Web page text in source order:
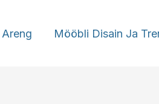
Mööbli Disain Ja